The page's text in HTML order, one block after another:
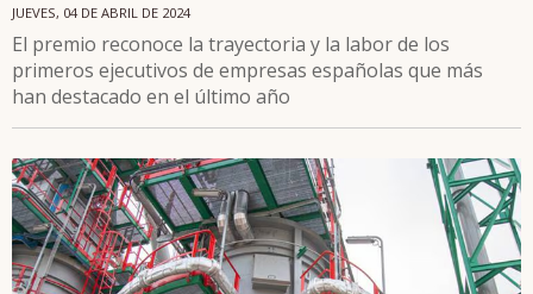
JUEVES, 04 DE ABRIL DE 2024
El premio reconoce la trayectoria y la labor de los
primeros ejecutivos de empresas españolas que más
han destacado en el último año